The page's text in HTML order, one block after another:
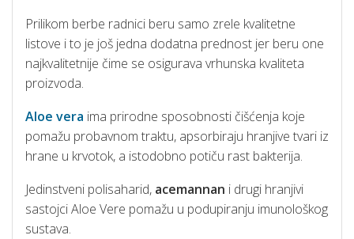
Prilikom berbe radnici beru samo zrele kvalitetne
listove i to je još jedna dodatna prednost jer beru one
najkvalitetnije čime se osigurava vrhunska kvaliteta
proizvoda.
Aloe vera ima prirodne sposobnosti čišćenja koje
pomažu probavnom traktu, apsorbiraju hranjive tvari iz
hrane u krvotok, a istodobno potiču rast bakterija.
Jedinstveni polisaharid, acemannan i drugi hranjivi
sastojci Aloe Vere pomažu u podupiranju imunološkog
sustava.